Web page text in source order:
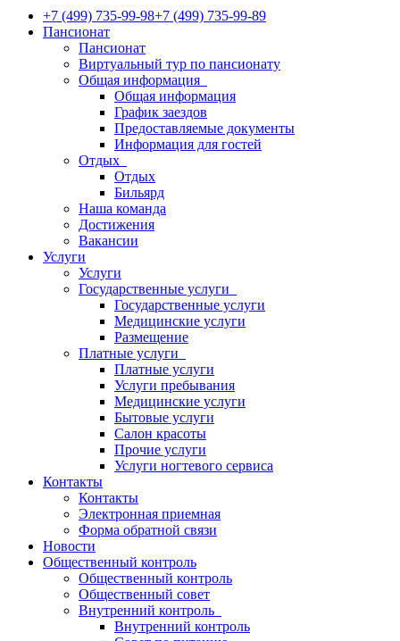
+7 (499) 735-99-98+7 (499) 735-99-89
Пансионат
Пансионат
Виртуальный тур по пансионату
Общая информация
Общая информация
График заездов
Предоставляемые документы
Информация для гостей
Отдых
Отдых
Бильярд
Наша команда
Достижения
Вакансии
Услуги
Услуги
Государственные услуги
Государственные услуги
Медицинские услуги
Размещение
Платные услуги
Платные услуги
Услуги пребывания
Медицинские услуги
Бытовые услуги
Салон красоты
Прочие услуги
Услуги ногтевого сервиса
Контакты
Контакты
Электронная приемная
Форма обратной связи
Новости
Общественный контроль
Общественный контроль
Общественный совет
Внутренний контроль
Внутренний контроль